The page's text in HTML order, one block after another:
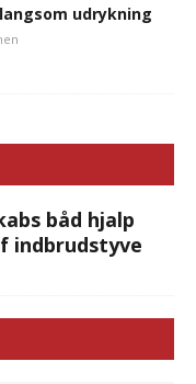
udrykning
båd hjalp
indbrudstyve